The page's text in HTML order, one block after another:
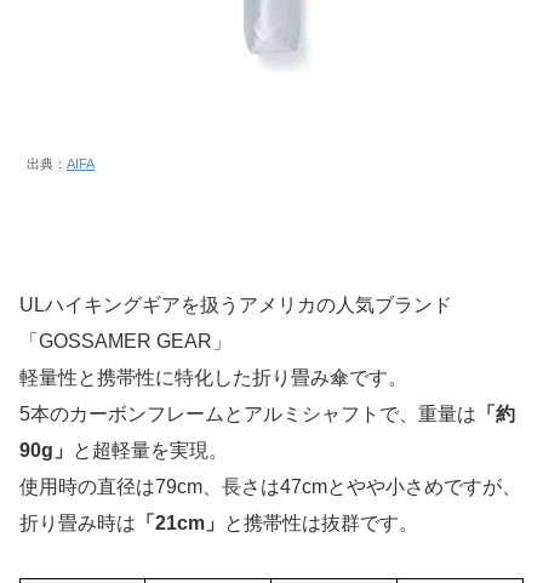
出典： AIFA
ULハイキングギアを扱うアメリカの人気ブランド
「GOSSAMER GEAR」
軽量性と携帯性に特化した折り畳み傘です。
5本のカーボンフレームとアルミシャフトで、重量は 「約
90g」
と超軽量を実現。
使用時の直径は79cm、長さは47cmとやや小さめですが、
折り畳み時は 「21cm」 と携帯性は抜群です。